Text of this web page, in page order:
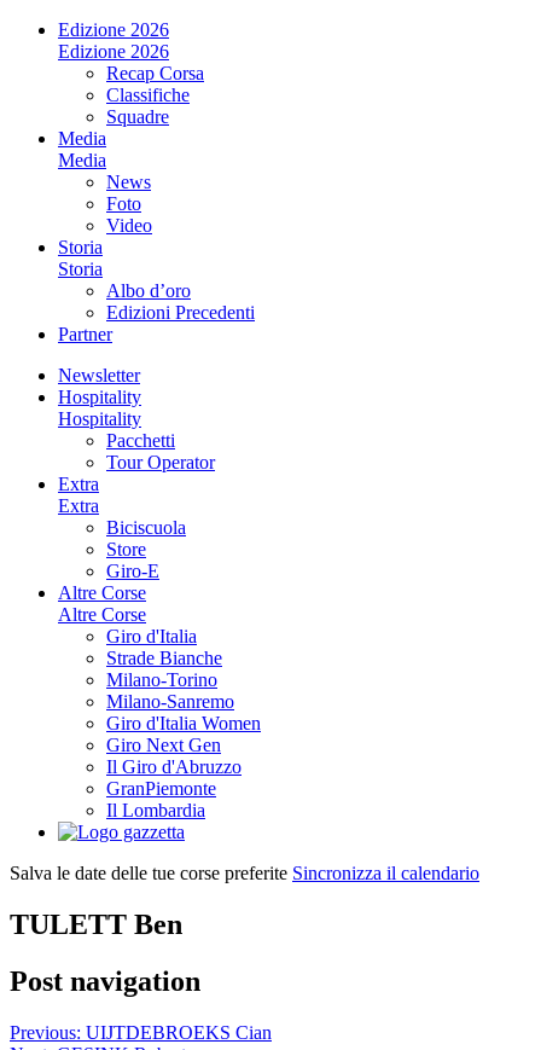
Edizione 2026
Edizione 2026
Recap Corsa
Classifiche
Squadre
Media
Media
News
Foto
Video
Storia
Storia
Albo d’oro
Edizioni Precedenti
Partner
Newsletter
Hospitality
Hospitality
Pacchetti
Tour Operator
Extra
Extra
Biciscuola
Store
Giro-E
Altre Corse
Altre Corse
Giro d'Italia
Strade Bianche
Milano-Torino
Milano-Sanremo
Giro d'Italia Women
Giro Next Gen
Il Giro d'Abruzzo
GranPiemonte
Il Lombardia
Salva le date delle tue corse preferite Sincronizza il calendario
TULETT Ben
Post navigation
Previous: UIJTDEBROEKS Cian